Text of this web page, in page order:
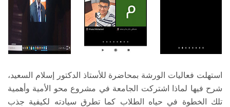
استهلت فعاليات الورشة بمحاضرة للأستاذ الدكتور إسلام السعيد،
شرح فيها لماذا اشتركت الجامعة في مشروع محو الأمية وأهمية
تلك الخطوة في حياه الطلاب كما تطرق سيادته لكيفية جذب